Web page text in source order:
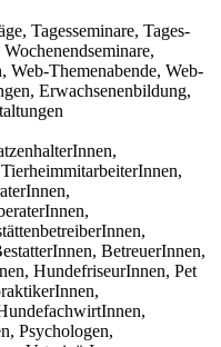
Tagesseminare, Tages-
Web-Themenabende, Web-
Erwachsenenbildung,
BetreuerInnen,
HundefriseurInnen, Pet
Psychologen,